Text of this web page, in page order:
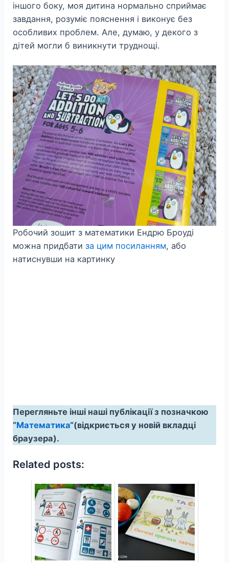
іншого боку, моя дитина нормально сприймає
завдання, розуміє пояснення і виконує без
особливих проблем. Але, думаю, у декого з
дітей могли б виникнути труднощі.
Робочий зошит з математики Ендрю Броуді
можна придбатиза цим посиланням, або
натиснувши на картинку
Перегляньте інші наші публікації з позначкою
“Математика“(відкриється у новій вкладці
браузера).
Related posts: